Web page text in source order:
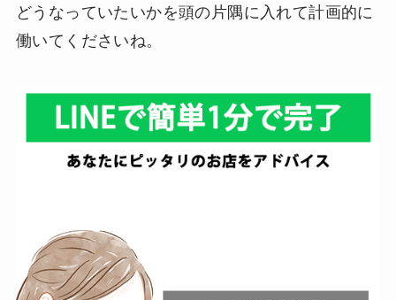
どうなっていたいかを頭の片隅に入れて計画的に
働いてくださいね。